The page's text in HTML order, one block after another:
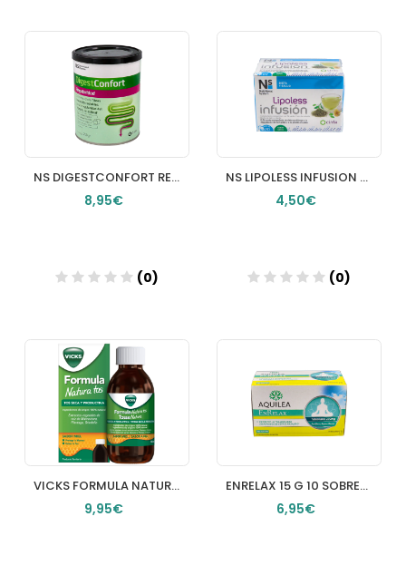
Añadir
NS DIGESTCONFORT REGULARIDAD 1 ENVASE 250 G
8,95€
(0)
Añadir
NS LIPOLESS INFUSION 20 SOBRES 15 G SABOR MENTA
4,50€
(0)
VICKS FORMULA NATURA TOS ADULTO
9,95€
ENRELAX 15 G 10 SOBRES PARA INFUSION
6,95€